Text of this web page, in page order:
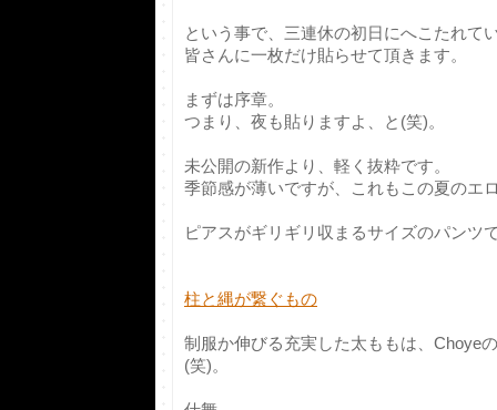
という事で、三連休の初日にへこたれて
皆さんに一枚だけ貼らせて頂きます。
まずは序章。
つまり、夜も貼りますよ、と(笑)。
未公開の新作より、軽く抜粋です。
季節感が薄いですが、これもこの夏のエ
ピアスがギリギリ収まるサイズのパンツ
柱と縄が繋ぐもの
制服か伸びる充実した太ももは、Choye
(笑)。